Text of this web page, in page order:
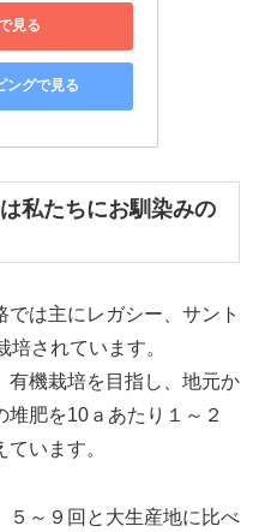
見る
ングで見る
私たちにお馴染みの
は主にレガシー、サント
されています。
有機栽培を目指し、地元か
肥を10ａあたり１～２
います。
５～９回と大生産地に比べ